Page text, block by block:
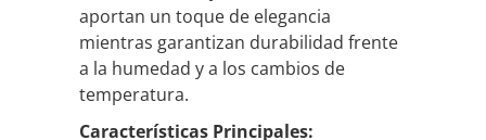
aportan un toque de elegancia
mientras garantizan durabilidad frente
a la humedad y a los cambios de
temperatura.
Características Principales: